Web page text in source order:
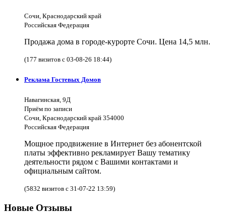
Сочи, Краснодарский край
Российская Федерация
Продажа дома в городе-курорте Сочи. Цена 14,5 млн.
(177 визитов с 03-08-26 18:44)
Реклама Гостевых Домов
Навагинская, 9Д
Приём по записи
Сочи, Краснодарский край 354000
Российская Федерация
Мощное продвижение в Интернет без абонентской
платы эффективно рекламирует Вашу тематику
деятельности рядом с Вашими контактами и
официальным сайтом.
(5832 визитов с 31-07-22 13:59)
Новые Отзывы